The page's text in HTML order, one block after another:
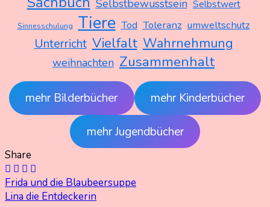
Selbstbewusstsein Selbstwert
Sinnesschulung Tiere Tod Toleranz umweltschutz
Unterricht Vielfalt Wahrnehmung
weihnachten Zusammenhalt
mehr Bilderbücher mehr Kinderbücher
mehr Jugendbücher
Share
Beitragsnavigation
Frida und die Blaubeersuppe
Lina die Entdeckerin